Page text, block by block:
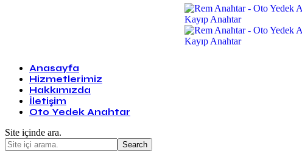
Anasayfa
Hizmetlerimiz
Hakkımızda
İletişim
Oto Yedek Anahtar
Site içinde ara.